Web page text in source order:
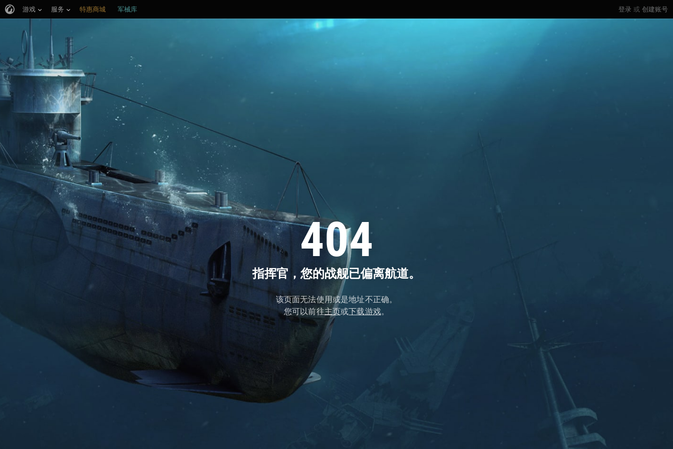
404
指挥官，您的战舰已偏离航道。
该页面无法使用或是地址不正确。
您可以前往主页或下载游戏。
登录 或 创建账号
游戏 服务 特惠商城 军械库